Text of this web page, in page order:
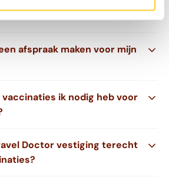
afspraak maken voor mijn
vaccinaties ik nodig heb voor
Doctor vestiging terecht